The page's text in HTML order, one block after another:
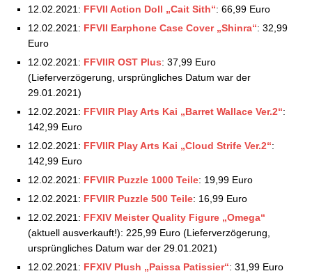
Square Enix Store: Aktuelle Vorbestellungen –
07.05.2021
Square Enix Store: Aktuelle Vorbestellungen –
14.05.2021
Square Enix Store: Aktuelle Vorbestellungen –
21.05.2021
Square Enix Store: Aktuelle Vorbestellungen –
04.06.2021
11.06.2021
Square Enix Store: Aktuelle Vorbestellungen –
21.06.2021
Square Enix Store: Aktuelle Vorbestellungen –
25.06.2021
Square Enix Store: Aktuelle Vorbestellungen –
02.07.2021
12.02.2021: FFVII Action Doll „Cait Sith“: 66,99 Euro
12.02.2021: FFVII Earphone Case Cover „Shinra“: 32,99
Euro
12.02.2021: FFVIIR OST Plus: 37,99 Euro
(Lieferverzögerung, ursprüngliches Datum war der
29.01.2021)
12.02.2021: FFVIIR Play Arts Kai „Barret Wallace Ver.2“:
142,99 Euro
12.02.2021: FFVIIR Play Arts Kai „Cloud Strife Ver.2“:
142,99 Euro
12.02.2021: FFVIIR Puzzle 1000 Teile: 19,99 Euro
12.02.2021: FFVIIR Puzzle 500 Teile: 16,99 Euro
12.02.2021: FFXIV Meister Quality Figure „Omega“
(aktuell ausverkauft!): 225,99 Euro (Lieferverzögerung,
ursprüngliches Datum war der 29.01.2021)
12.02.2021: FFXIV Plush „Paissa Patissier“: 31,99 Euro